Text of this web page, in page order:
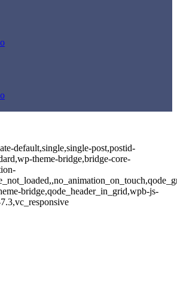
default,single,single-post,postid-
theme-bridge,bridge-core-
bridge,qode_header_in_grid,wpb-js-